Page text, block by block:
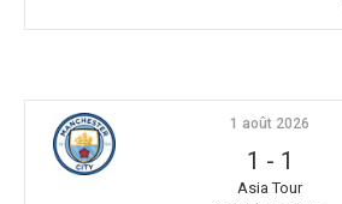
1 août 2026
1 - 1
Asia Tour